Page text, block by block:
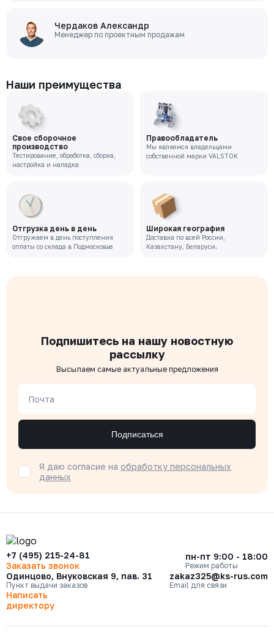
Чердаков Александр
Менеджер по проектным продажам
Наши преимущества
Свое сборочное
производство
Тестирование, обработка, сборка,
настройка и наладка
Правообладатель
Мы являемся владельцами
собственной марки VALSTOK
Отгрузка день в день
Отгружаем в день поступления
оплаты со склада в Подмосковье
Широкая география
Доставка по всей России,
Казахстану, Беларуси.
Подпишитесь на нашу новостную
рассылку
Высылаем самые актуальные предложения
Почта
Подписаться
Я даю согласие на обработку персональных
данных
+7 (495) 215-24-81
Заказать звонок
пн-пт 9:00 - 18:00
Режим работы
Одинцово, Внуковская 9, пав. 31
Пункт выдачи заказов
zakaz325@ks-rus.com
Email для связи
Написать
директору